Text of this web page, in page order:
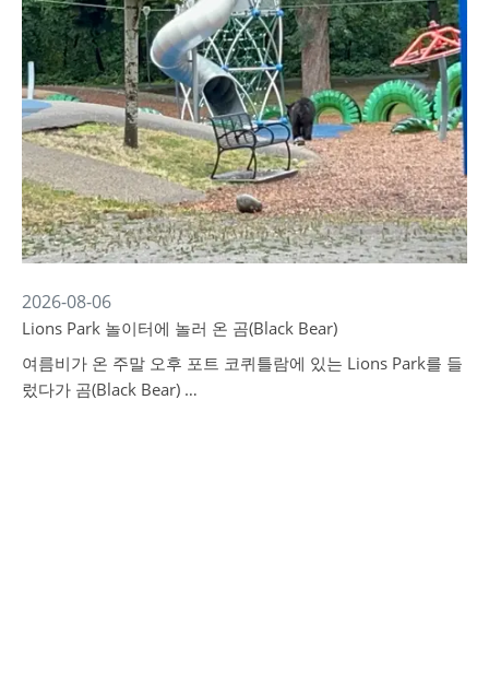
2026-08-06
Lions Park 놀이터에 놀러 온 곰(Black Bear)
여름비가 온 주말 오후 포트 코퀴틀람에 있는 Lions Park를 들
렀다가 곰(Black Bear) …